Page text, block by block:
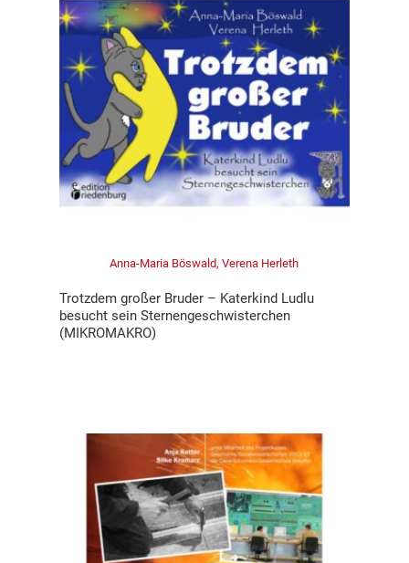
Anna-Maria Böswald, Verena Herleth
Trotzdem großer Bruder – Katerkind Ludlu
besucht sein Sternengeschwisterchen
(MIKROMAKRO)